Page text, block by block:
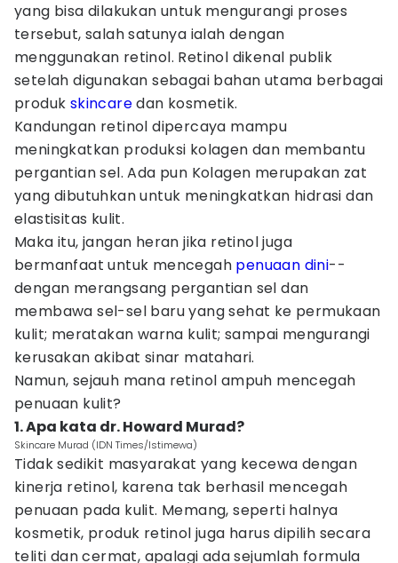
yang bisa dilakukan untuk mengurangi proses
tersebut, salah satunya ialah dengan
menggunakan retinol. Retinol dikenal publik
setelah digunakan sebagai bahan utama berbagai
produk skincaredan kosmetik.
Kandungan retinol dipercaya mampu
meningkatkan produksi kolagen dan membantu
pergantian sel. Ada pun Kolagen merupakan zat
yang dibutuhkan untuk meningkatkan hidrasi dan
elastisitas kulit.
Maka itu, jangan heran jika retinol juga
bermanfaat untuk mencegah penuaan dini--
dengan merangsang pergantian sel dan
membawa sel-sel baru yang sehat ke permukaan
kulit; meratakan warna kulit; sampai mengurangi
kerusakan akibat sinar matahari.
Namun, sejauh mana retinol ampuh mencegah
penuaan kulit?
1. Apa kata dr. Howard Murad?
Skincare Murad (IDN Times/Istimewa)
Tidak sedikit masyarakat yang kecewa dengan
kinerja retinol, karena tak berhasil mencegah
penuaan pada kulit. Memang, seperti halnya
kosmetik, produk retinol juga harus dipilih secara
teliti dan cermat, apalagi ada sejumlah formula